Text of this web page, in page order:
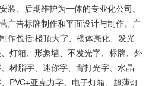
装、后期维护为一体的专业化公司。
广告标牌制作和平面设计与制作。广
作包括:楼顶大字、楼体亮化、发光
灯箱、形象墙、不发光字、标牌、外
树脂字、迷你字、背打光字、水晶
PVC+亚克力字、电子灯箱、超薄灯